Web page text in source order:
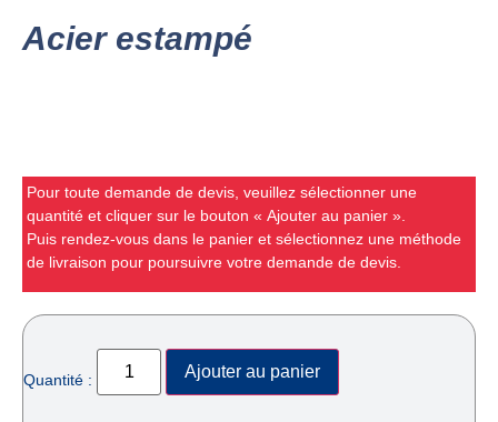
Acier estampé
Pour toute demande de devis, veuillez sélectionner une
quantité et cliquer sur le bouton « Ajouter au panier ».
Puis rendez-vous dans le panier et sélectionnez une méthode
de livraison pour poursuivre votre demande de devis.
Quantité : Ajouter au panier